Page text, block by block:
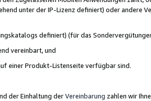
unter der IP-Lizenz definiert) oder andere
definiert) (für das
vereinbart, und
einer Produkt-Listenseite verfügbar sind.
der Einhaltung derVereinbarung zahlen wir